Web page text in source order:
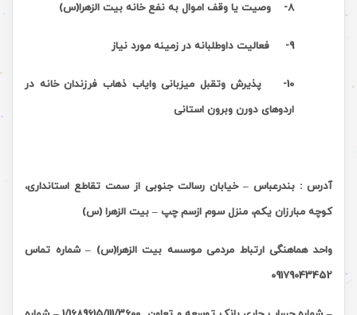
8- وصیت یا وقف اموال به نفع خانه بیت الزهرا(س)
9- فعالیت داوطلبانه در زمینه مورد نیاز
10- پذیرش وتقبل میزبانی وایاب ذهاب فرزندان خانه در
اردوهای دورن وبرون استانی
آدرس : بندرعباس – خیابان رسالت جنوبی از سمت تقاطع استانداری،
کوچه مبارزان یکم، منزل سوم ازسم چپ – بیت الزهرا (س)
واحد هماهنگی ارتباط مردمی موسسه بیت الزهرا(س) – شماره تماس
09179043452